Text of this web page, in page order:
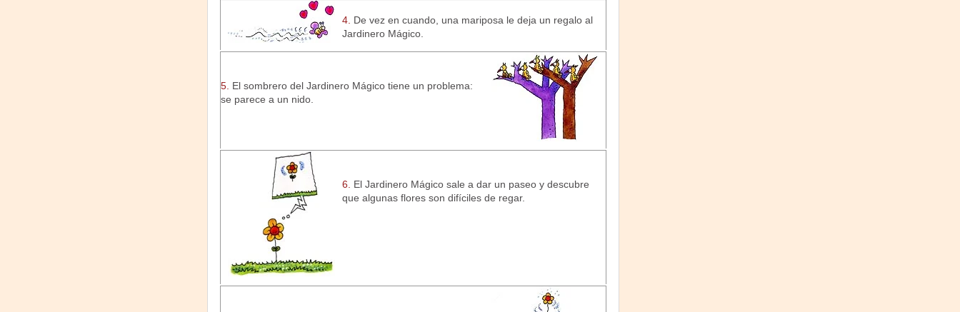
4. De vez en cuando, una mariposa le deja un regalo al
Jardinero Mágico.
5. El sombrero del Jardinero Mágico tiene un problema:
se parece a un nido.
6.
El Jardinero Mágico sale a dar un paseo y descubre
que algunas flores son difíciles de regar.